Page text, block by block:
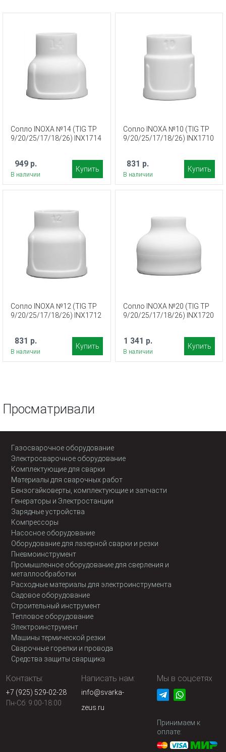
Сопло INOXA №14 (TIG TP
9/20/25/17/18/26) INX1714
949 р.
В наличии
Купить
Сопло INOXA №10 (TIG TP
9/20/25/17/18/26) INX1710
831 р.
В наличии
Купить
Сопло INOXA №12 (TIG TP
9/20/25/17/18/26) INX1712
831 р.
В наличии
Купить
Сопло INOXA №20 (TIG TP
9/20/25/17/18/26) INX1720
1 341 р.
В наличии
Купить
Просматривали
Газосварочное оборудование
Электросварочное оборудование
Комплектующие для сварки
Материалы для сварочных работ
Бензогайковерты, комплектующие и запчасти
Генераторы и Электростанции
Зарядные устройства
Компрессоры
Насосное оборудование
Оборудование для лазерной сварки и резки
Пневмоинструмент
Промышленное оборудование для сверления и
металлообработки
Расходные материалы для электроинструмента
Садовое оборудование
Строительный инструмент
Тепловое оборудование
Электроинструмент
Машины термической резки
Сварочные горелки и провода
Средства защиты сварщика
Контакты:
+7 (925) 529-02-28
Пн-Сб: 9:00-18:00
Написать нам:
info@svarka-
zeus.ru
Мы в соцсетях
Принимаем к
оплате: